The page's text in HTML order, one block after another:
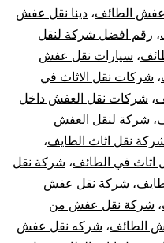
عفش الطائف، دينا نقل عفش
، رقم افضل شركة لنقل
، سيارات نقل عفش
، شركات نقل الاثاث في
، شركات نقل العفش داخل
، شركة لنقل العفش
نقل اثاث الطايف،
اثاث في الطائف، شركة نقل
، شركة نقل عفش
، شركة نقل عفش من
الطائف، شركه نقل عفش